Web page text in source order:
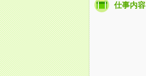
仕事内容